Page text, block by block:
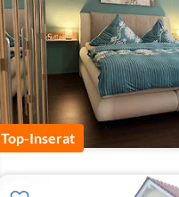
Top-Inserat